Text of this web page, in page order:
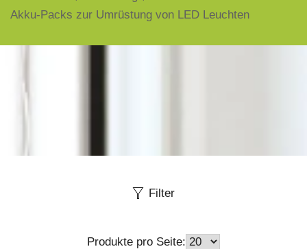
Akku-Packs zur Umrüstung von LED Leuchten
Filter
Produkte pro Seite: